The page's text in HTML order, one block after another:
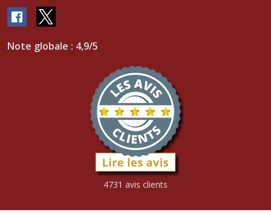
Note globale : 4,9/5
4731 avis clients